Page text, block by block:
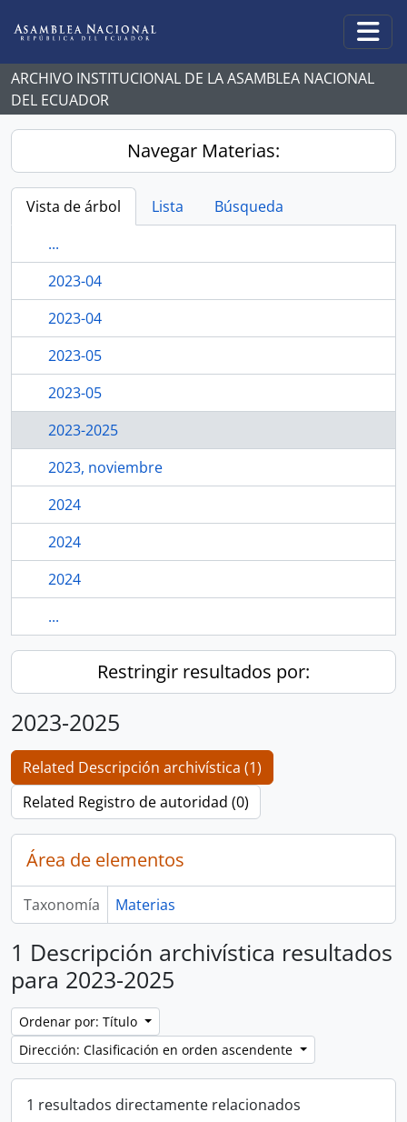
ARCHIVO INSTITUCIONAL DE LA ASAMBLEA NACIONAL
DEL ECUADOR
Navegar Materias:
Vista de árbol Lista
Búsqueda
...
2023-04
2023-04
2023-05
2023-05
2023-2025
2023, noviembre
2024
2024
2024
...
Restringir resultados por:
2023-2025
Related Descripción archivística (1)
Related Registro de autoridad (0)
Área de elementos
Taxonomía Materias
1 Descripción archivística resultados
para 2023-2025
Ordenar por: Título
Dirección: Clasificación en orden ascendente
1 resultados directamente relacionados